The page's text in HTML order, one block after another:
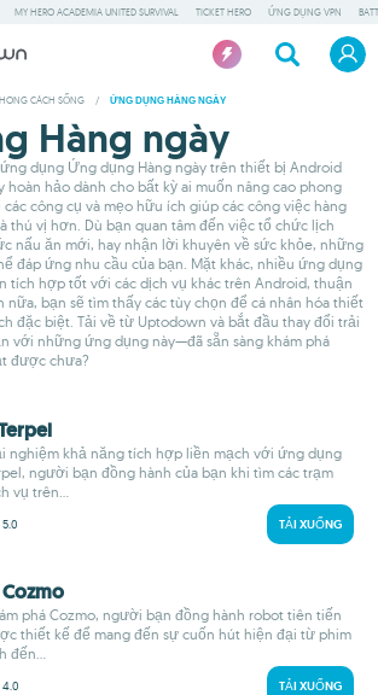
MY HERO ACADEMIA UNITED SURVIVAL TICKET HERO ỨNG DỤNG VPN
CÁCH SỐNG / ỨNG DỤNG HÀNG NGÀY
Hàng ngày
dụng Ứng dụng Hàng ngày trên thiết bị Android
hoàn hảo dành cho bất kỳ ai muốn nâng cao phong
công cụ và mẹo hữu ích giúp các công việc hàng
thú vị hơn. Dù bạn quan tâm đến việc tổ chức lịch
nấu ăn mới, hay nhận lời khuyên về sức khỏe, những
đáp ứng nhu cầu của bạn. Mặt khác, nhiều ứng dụng
tích hợp tốt với các dịch vụ khác trên Android, thuận
nữa, bạn sẽ tìm thấy các tùy chọn để cá nhân hóa thiết
đặc biệt. Tải về từ Uptodown và bắt đầu thay đổi trải
với những ứng dụng này—đã sẵn sàng khám phá
được chưa?
nghiệm khả năng tích hợp liền mạch với ứng dụng
người bạn đồng hành của bạn khi tìm các trạm
vụ trên...
5.0 TẢI XUỐNG
phá Cozmo, người bạn đồng hành robot tiên tiến
thiết kế để mang đến sự cuốn hút hiện đại từ phim
đến...
4.0 TẢI XUỐNG